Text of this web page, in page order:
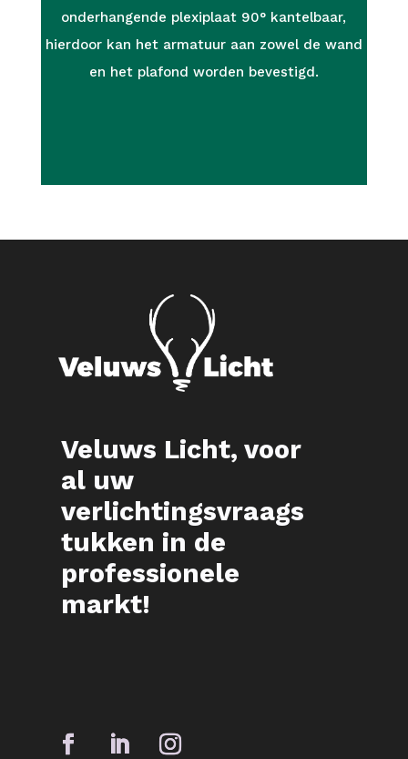
onderhangende plexiplaat 90° kantelbaar,
hierdoor kan het armatuur aan zowel de wand
en het plafond worden bevestigd.
MEER INFO
Veluws Licht, voor
al uw
verlichtingsvraags
tukken in de
professionele
markt!